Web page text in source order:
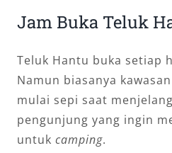
Jam Buka Teluk
Teluk Hantu buka setiap
Namun biasanya
mulai sepi saat
pengunjung yang ingin
untuk camping.